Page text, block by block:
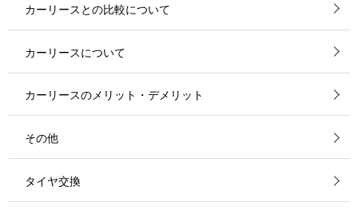
カーリースとの比較について
カーリースについて
カーリースのメリット・デメリット
その他
タイヤ交換